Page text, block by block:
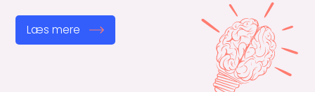
Læs mere